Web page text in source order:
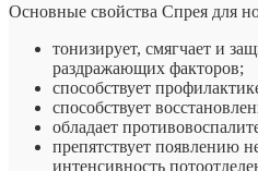
Основные свойства Спрея для
тонизирует, смягчает и
раздражающих факторов;
способствует
способствует
обладает
препятствует появлению
интенсивность